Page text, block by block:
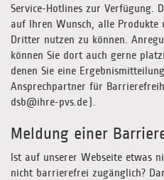
Service-Hotlines zur Verfügung.
auf Ihren Wunsch, alle Produkte
Dritter nutzen zu können.
können Sie dort auch gerne
denen Sie eine
Ansprechpartner für
dsb@ihre-pvs.de).
Meldung einer
Ist auf unserer Webseite etwas
nicht barrierefrei zugänglich?